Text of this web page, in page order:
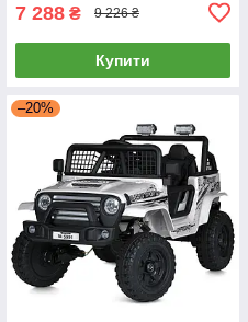
7 288 ₴ 9 226 ₴
Купити
–20%